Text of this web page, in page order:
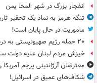
انفجار بزرگ در شهر المخا یمن
تنگه هرمز به نماد یک تحقیر
ماموریت در حال پایان است!
۲۰ حمله رژیم صهیونیستی به درعا و قنیطره در یک هفته
خیزش مردم لبنان علیه دولت
معترضان آرژانتینی پرچم آمریکا
شکاف‌های عمیق در اسرائیل!